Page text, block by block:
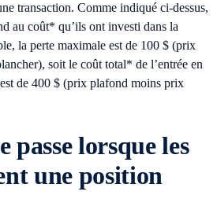
transaction. Comme indiqué ci-dessus,
au coût* qu’ils ont investi dans la
la perte maximale est de 100 $ (prix
soit le coût total* de l’entrée en
de 400 $ (prix plafond moins prix
passe lorsque les
une position